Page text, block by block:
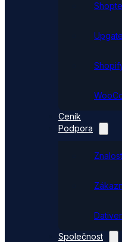
Ceník
Podpora
Společnost